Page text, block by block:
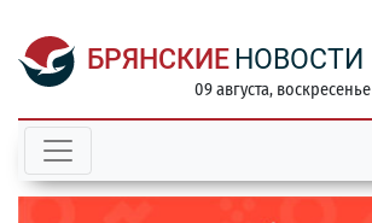
БРЯНСКИЕ НОВОСТИ
09 августа, воскресенье